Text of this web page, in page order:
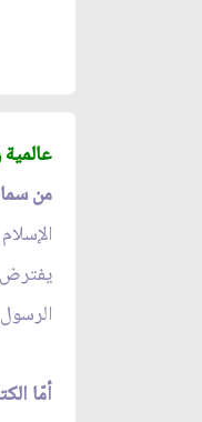
من
يفترض
أمّا